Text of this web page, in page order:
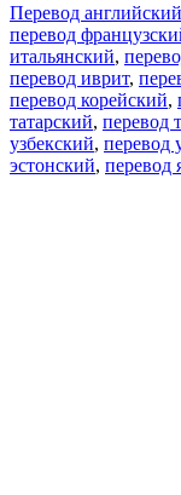
Перевод английский
перевод
итальянский,
перевод иврит,
перевод корейский,
татарский, перевод
узбекский, перевод
эстонский, перевод